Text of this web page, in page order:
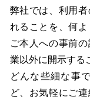
弊社では、利用
れることを、何
ご本人への事前
業以外に開示する
どんな些細な事
ど、お気軽にご